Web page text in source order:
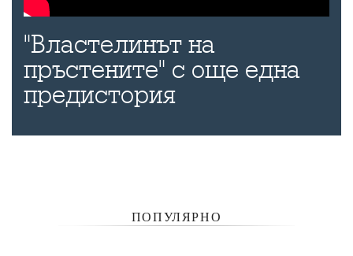
"Властелинът на
пръстените" с още една
предистория
ПОПУЛЯРНО